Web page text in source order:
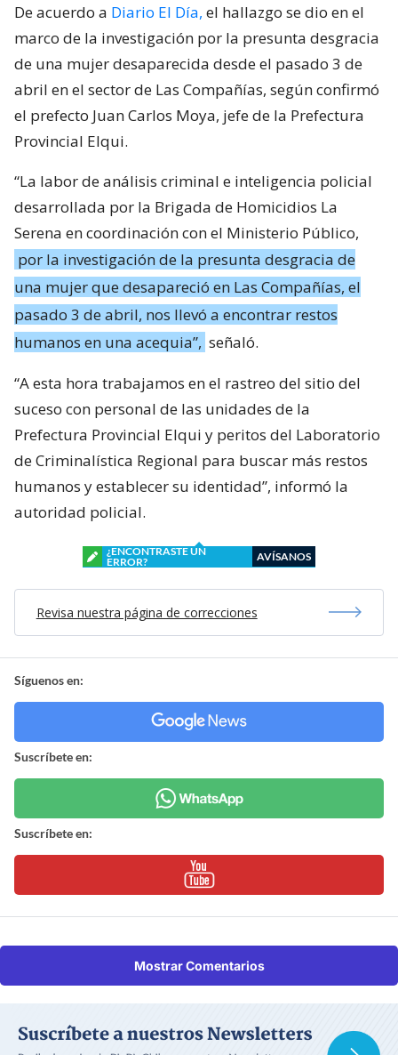
De acuerdo a Diario El Día, el hallazgo se dio en el
marco de la investigación por la presunta desgracia
de una mujer desaparecida desde el pasado 3 de
abril en el sector de Las Compañías, según confirmó
el prefecto Juan Carlos Moya, jefe de la Prefectura
Provincial Elqui.
“La labor de análisis criminal e inteligencia policial
desarrollada por la Brigada de Homicidios La
Serena en coordinación con el Ministerio Público,
por la investigación de la presunta desgracia de
una mujer que desapareció en Las Compañías, el
pasado 3 de abril, nos llevó a encontrar restos
humanos en una acequia”, señaló.
“A esta hora trabajamos en el rastreo del sitio del
suceso con personal de las unidades de la
Prefectura Provincial Elqui y peritos del Laboratorio
de Criminalística Regional para buscar más restos
humanos y establecer su identidad”, informó la
autoridad policial.
¿ENCONTRASTE UN
ERROR?
AVÍSANOS
Revisa nuestra página de correcciones
Síguenos en:
Suscríbete en:
Suscríbete en:
Mostrar Comentarios